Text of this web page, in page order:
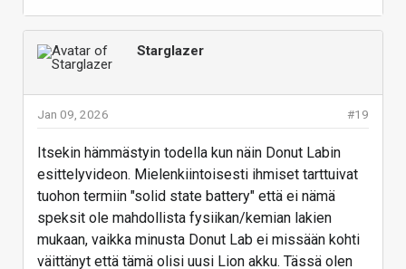
As a UI/UX designer by trade, I
technologies impact our lives. And I
try to dive deeper into those topics
to provide context. Topics like
renewable energy that is meant to
transition the world off of fossil
fuels. Smart...
www.youtube.com
Starglazer
#19
Jan 09, 2026
Itsekin hämmästyin todella kun näin Donut Labin
esittelyvideon. Mielenkiintoisesti ihmiset tarttuivat
tuohon termiin "solid state battery" että ei nämä
speksit ole mahdollista fysiikan/kemian lakien
mukaan, vaikka minusta Donut Lab ei missään kohti
väittänyt että tämä olisi uusi Lion akku. Tässä olen